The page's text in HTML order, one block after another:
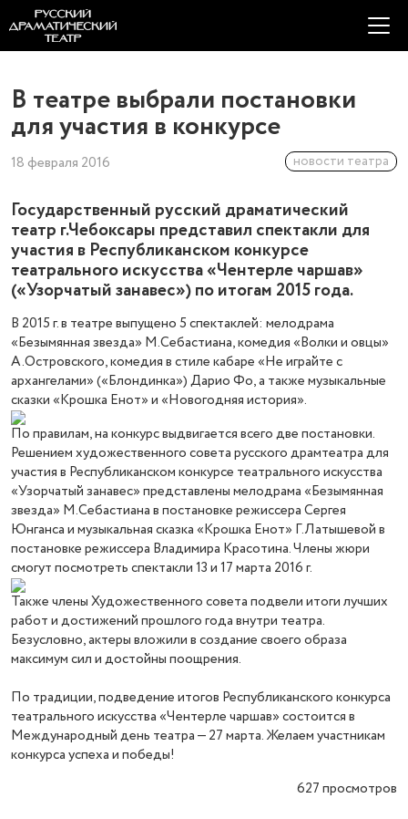
В театре выбрали постановки
для участия в конкурсе
18 февраля 2016 новости театра
Государственный русский драматический
театр г.Чебоксары представил спектакли для
участия в Республиканском конкурсе
театрального искусства «Чентерле чаршав»
(«Узорчатый занавес») по итогам 2015 года.
В 2015 г. в театре выпущено 5 спектаклей: мелодрама
«Безымянная звезда» М.Себастиана, комедия «Волки и овцы»
А.Островского, комедия в стиле кабаре «Не играйте с
архангелами» («Блондинка») Дарио Фо, а также музыкальные
сказки «Крошка Енот» и «Новогодняя история».
По правилам, на конкурс выдвигается всего две постановки.
Решением художественного совета русского драмтеатра для
участия в Республиканском конкурсе театрального искусства
«Узорчатый занавес» представлены мелодрама «Безымянная
звезда» М.Себастиана в постановке режиссера Сергея
Юнганса и музыкальная сказка «Крошка Енот» Г.Латышевой в
постановке режиссера Владимира Красотина.Члены жюри
смогут посмотреть спектакли 13 и 17 марта 2016 г.
Также члены Художественного совета подвели итоги лучших
работ и достижений прошлого года внутри театра.
Безусловно, актеры вложили в создание своего образа
максимум сил и достойны поощрения.
По традиции, подведение итогов Республиканского конкурса
театрального искусства «Чентерле чаршав» состоится в
Международный день театра — 27 марта. Желаем участникам
конкурса успеха и победы!
627просмотров